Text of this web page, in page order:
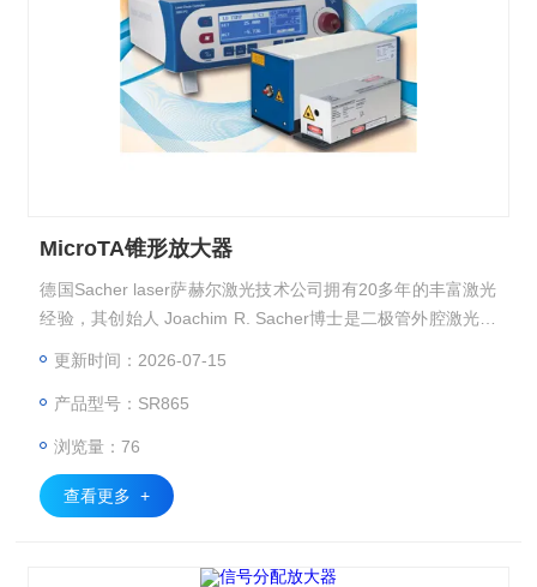
MicroTA锥形放大器
德国Sacher laser萨赫尔激光技术公司拥有20多年的丰富激光
经验，其创始人 Joachim R. Sacher博士是二极管外腔激光器
更新时间：2026-07-15
产品型号：SR865
浏览量：76
查看更多 +